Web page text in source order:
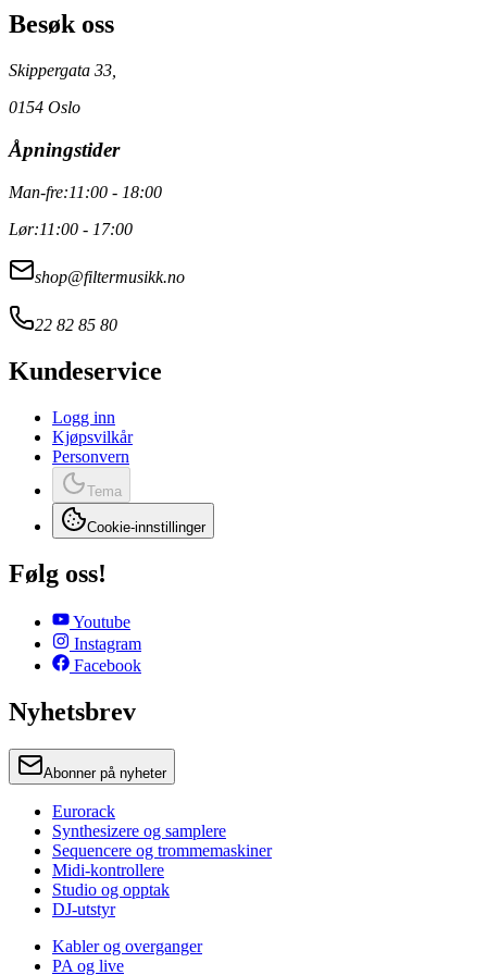
Besøk oss
Skippergata 33,
0154 Oslo
Åpningstider
Man-fre:11:00 - 18:00
Lør:11:00 - 17:00
shop@filtermusikk.no
22 82 85 80
Kundeservice
Logg inn
Kjøpsvilkår
Personvern
Tema
Cookie-innstillinger
Følg oss!
Youtube
Instagram
Facebook
Nyhetsbrev
Abonner på nyheter
Eurorack
Synthesizere og samplere
Sequencere og trommemaskiner
Midi-kontrollere
Studio og opptak
DJ-utstyr
Kabler og overganger
PA og live